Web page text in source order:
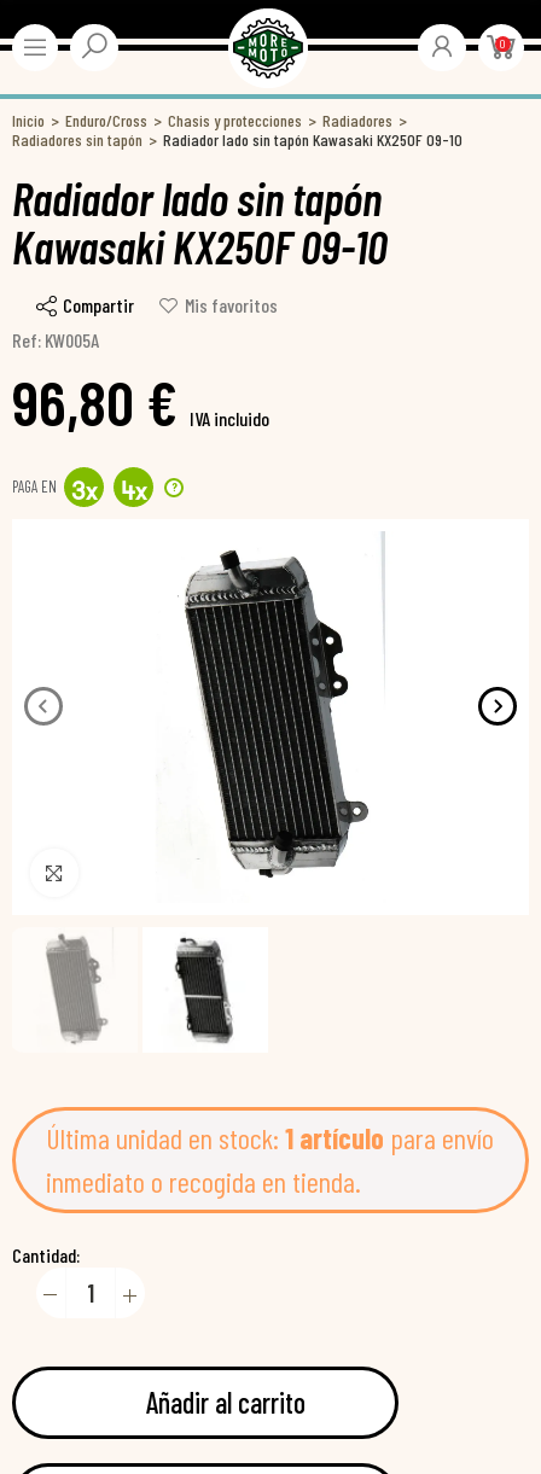
0
Inicio Enduro/Cross Chasis y protecciones
Radiadores
Radiadores sin tapón
Radiador lado sin tapón Kawasaki KX250F 09-10
Radiador lado sin tapón
Kawasaki KX250F 09-10
Compartir
Mis favoritos
Ref: KW005A
96,80 € IVA incluido
PAGA EN 3x 4x ?
Pincha para agrandar
Última unidad en stock: 1 artículo para envío
inmediato o recogida en tienda.
Cantidad:
Añadir al carrito